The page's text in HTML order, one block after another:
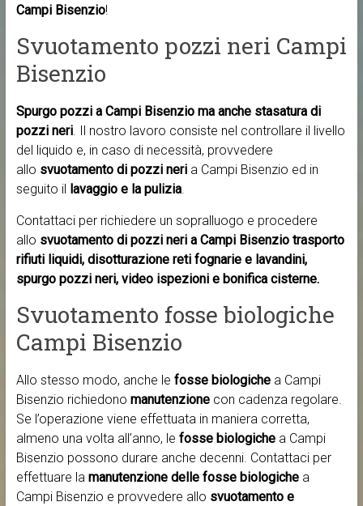
Campi Bisenzio!
Svuotamento pozzi neri Campi
Bisenzio
Spurgo pozzi a Campi Bisenzio ma anche stasatura di
pozzi neri. Il nostro lavoro consiste nel controllare il livello
del liquido e, in caso di necessità, provvedere
allo svuotamento di pozzi neria Campi Bisenzio ed in
seguito il lavaggio e la pulizia.
Contattaci per richiedere un sopralluogo e procedere
allo svuotamento di pozzi neri a Campi Bisenzio trasporto
rifiuti liquidi, disotturazione reti fognarie e lavandini,
spurgo pozzi neri, video ispezioni e bonifica cisterne.
Svuotamento fosse biologiche
Campi Bisenzio
Allo stesso modo, anche le fosse biologichea Campi
Bisenzio richiedono manutenzionecon cadenza regolare.
Se l’operazione viene effettuata in maniera corretta,
almeno una volta all’anno, le fosse biologichea Campi
Bisenzio possono durare anche decenni. Contattaci per
effettuare la manutenzione delle fosse biologichea
Campi Bisenzio e provvedere allo svuotamento e